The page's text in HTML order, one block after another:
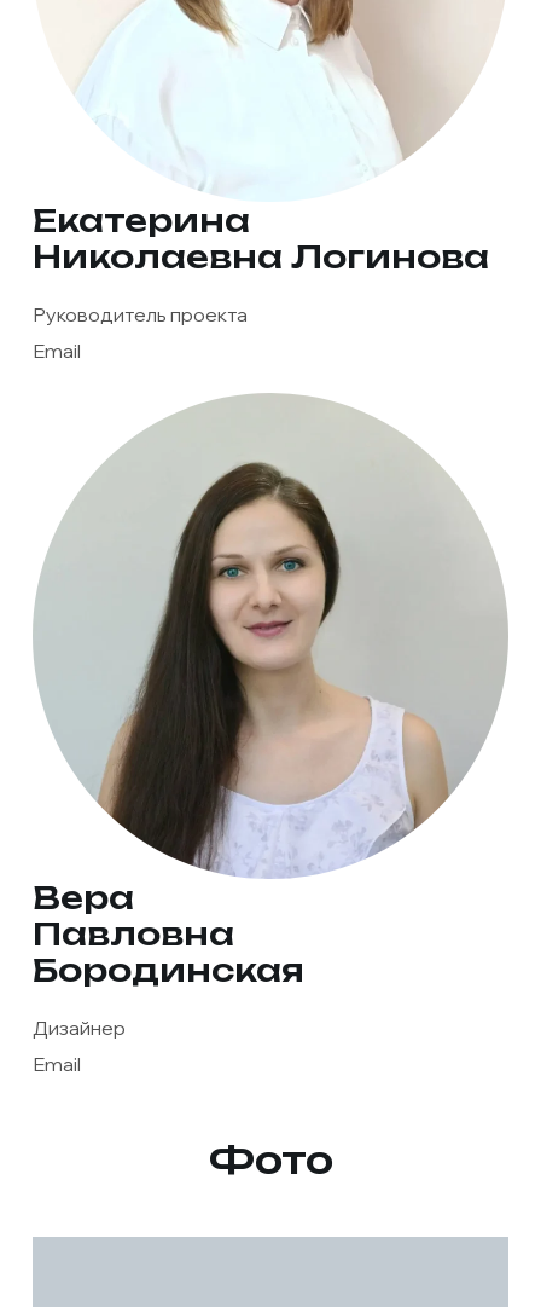
Екатерина
Николаевна Логинова
Руководитель проекта
Email
Вера
Павловна
Бородинская
Дизайнер
Email
Фото